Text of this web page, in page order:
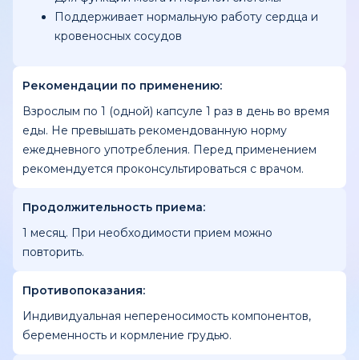
Поддерживает нормальную работу сердца и
кровеносных сосудов
Рекомендации по применению:
Взрослым по 1 (одной) капсуле 1 раз в день во время
еды. Не превышать рекомендованную норму
ежедневного употребления. Перед применением
рекомендуется проконсультироваться с врачом.
Продолжительность приема:
1 месяц. При необходимости прием можно
повторить.
Противопоказания:
Индивидуальная непереносимость компонентов,
беременность и кормление грудью.